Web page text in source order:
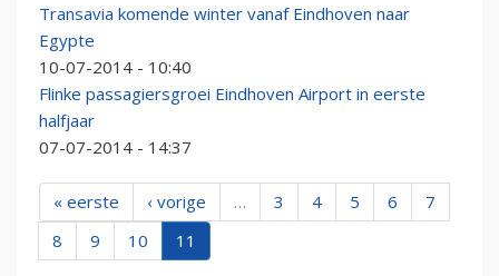
Transavia komende winter vanaf Eindhoven naar
Egypte
10-07-2014 - 10:40
Flinke passagiersgroei Eindhoven Airport in eerste
halfjaar
07-07-2014 - 14:37
« eerste ‹ vorige … 3 4 5 6
7
8
9 10 11